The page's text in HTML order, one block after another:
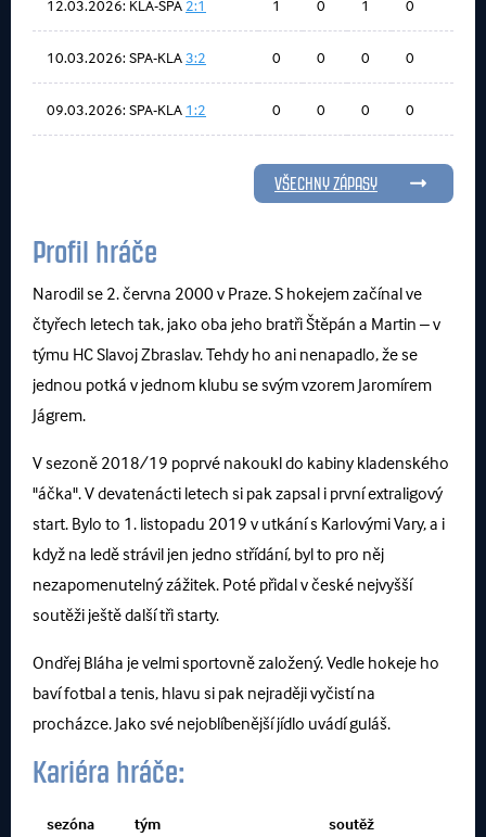
12.03.2026: KLA-SPA 2:1 1 0 1 0
10.03.2026: SPA-KLA3:2 0 0 0 0
09.03.2026: SPA-KLA 1:2 0 0 0 0
VŠECHNY ZÁPASY
Profil hráče
Narodil se 2. června 2000 v Praze. S hokejem začínal ve
čtyřech letech tak, jako oba jeho bratři Štěpán a Martin – v
týmu HC Slavoj Zbraslav. Tehdy ho ani nenapadlo, že se
jednou potká v jednom klubu se svým vzorem Jaromírem
Jágrem.
V sezoně 2018/19 poprvé nakoukl do kabiny kladenského
"áčka". V devatenácti letech si pak zapsal i první extraligový
start. Bylo to 1. listopadu 2019 v utkání s Karlovými Vary, a i
když na ledě strávil jen jedno střídání, byl to pro něj
nezapomenutelný zážitek. Poté přidal v české nejvyšší
soutěži ještě další tři starty.
Ondřej Bláha je velmi sportovně založený. Vedle hokeje ho
baví fotbal a tenis, hlavu si pak nejraději vyčistí na
procházce. Jako své nejoblíbenější jídlo uvádí guláš.
Kariéra hráče:
sezóna tým soutěž